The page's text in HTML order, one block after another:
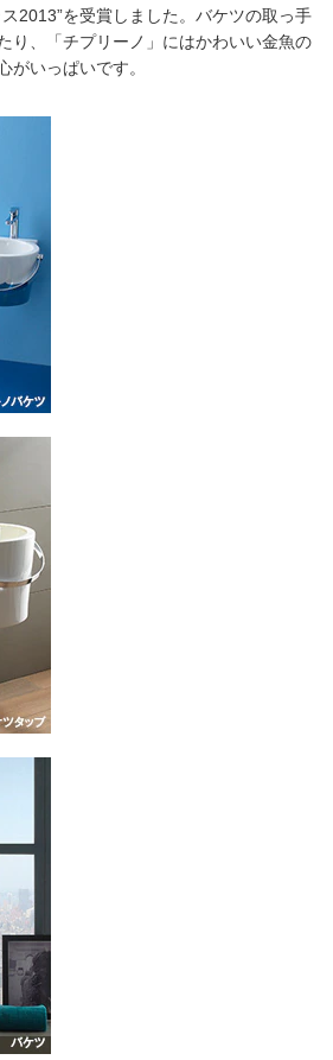
2013”を受賞しました。バケツの取っ手
り、「チプリーノ」にはかわいい金魚の
がいっぱいです。